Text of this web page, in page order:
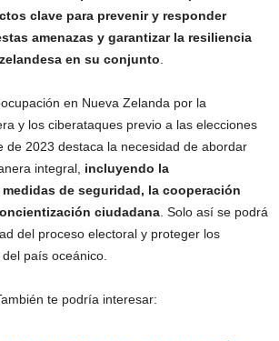
clave para prevenir y responder
amenazas y garantizar la resiliencia
en su conjunto.
en Nueva Zelanda por la
y los ciberataques previo a las elecciones
de 2023 destaca la necesidad de abordar
integral, incluyendo la
de seguridad, la cooperación
ciudadana. Solo así se podrá
del proceso electoral y proteger los
país oceánico.
te podría interesar: